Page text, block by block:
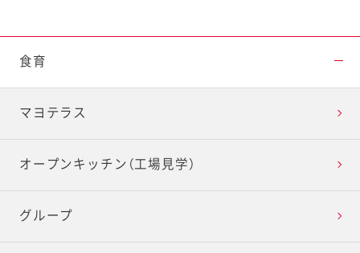
食育
マヨテラス
オープンキッチン（工場見学）
グループ